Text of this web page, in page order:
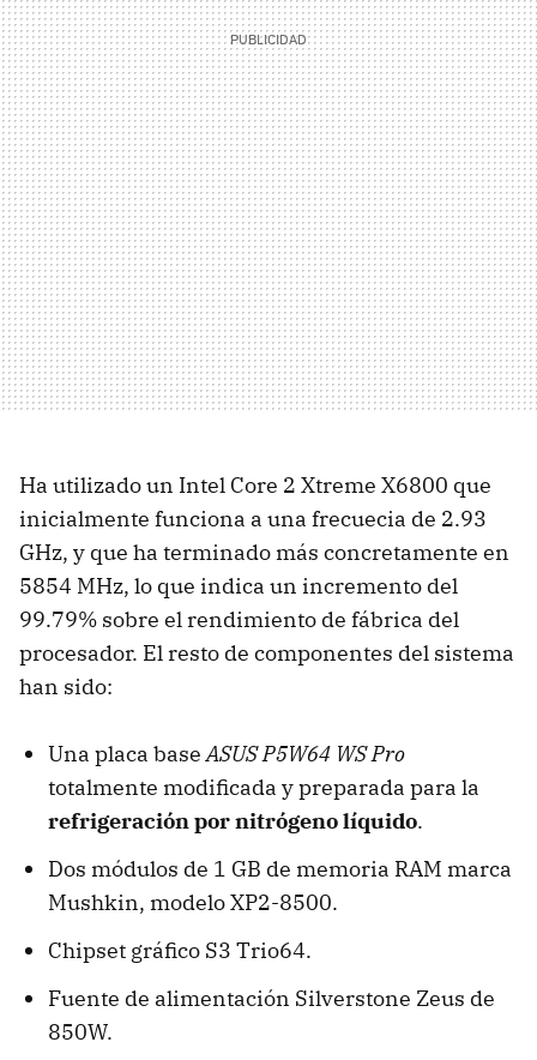
Ha utilizado un Intel Core 2 Xtreme X6800 que
inicialmente funciona a una frecuecia de 2.93
GHz, y que ha terminado más concretamente en
5854 MHz, lo que indica un incremento del
99.79% sobre el rendimiento de fábrica del
procesador. El resto de componentes del sistema
han sido:
Una placa baseASUS P5W64 WS Pro
totalmente modificada y preparada para la
refrigeración por nitrógeno líquido.
Dos módulos de 1 GB de memoria RAM marca
Mushkin, modelo XP2-8500.
Chipset gráfico S3 Trio64.
Fuente de alimentación Silverstone Zeus de
850W.